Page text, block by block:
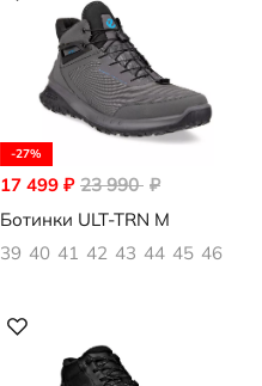
-27%
17 499 ₽ 23 990 ₽
Ботинки ULT-TRN M
39 40 41 42 43 44 45 46